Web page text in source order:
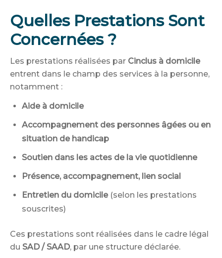
Quelles Prestations Sont
Concernées ?
Les prestations réalisées par Cinclus à domicile
entrent dans le champ des services à la personne,
notamment :
Aide à domicile
Accompagnement des personnes âgées ou en
situation de handicap
Soutien dans les actes de la vie quotidienne
Présence, accompagnement, lien social
Entretien du domicile(selon les prestations
souscrites)
Ces prestations sont réalisées dans le cadre légal
du SAD / SAAD, par une structure déclarée.